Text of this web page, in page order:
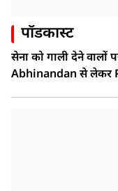
पॉडकास्ट
सेना को गाली देने
Abhinandan से लेकर